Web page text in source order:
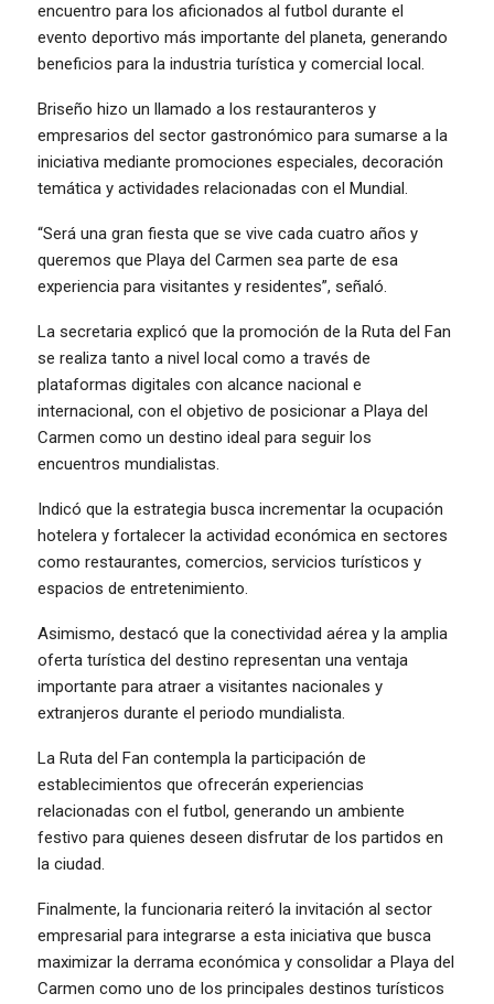
encuentro para los aficionados al futbol durante el
evento deportivo más importante del planeta, generando
beneficios para la industria turística y comercial local.
Briseño hizo un llamado a los restauranteros y
empresarios del sector gastronómico para sumarse a la
iniciativa mediante promociones especiales, decoración
temática y actividades relacionadas con el Mundial.
“Será una gran fiesta que se vive cada cuatro años y
queremos que Playa del Carmen sea parte de esa
experiencia para visitantes y residentes”, señaló.
La secretaria explicó que la promoción de la Ruta del Fan
se realiza tanto a nivel local como a través de
plataformas digitales con alcance nacional e
internacional, con el objetivo de posicionar a Playa del
Carmen como un destino ideal para seguir los
encuentros mundialistas.
Indicó que la estrategia busca incrementar la ocupación
hotelera y fortalecer la actividad económica en sectores
como restaurantes, comercios, servicios turísticos y
espacios de entretenimiento.
Asimismo, destacó que la conectividad aérea y la amplia
oferta turística del destino representan una ventaja
importante para atraer a visitantes nacionales y
extranjeros durante el periodo mundialista.
La Ruta del Fan contempla la participación de
establecimientos que ofrecerán experiencias
relacionadas con el futbol, generando un ambiente
festivo para quienes deseen disfrutar de los partidos en
la ciudad.
Finalmente, la funcionaria reiteró la invitación al sector
empresarial para integrarse a esta iniciativa que busca
maximizar la derrama económica y consolidar a Playa del
Carmen como uno de los principales destinos turísticos